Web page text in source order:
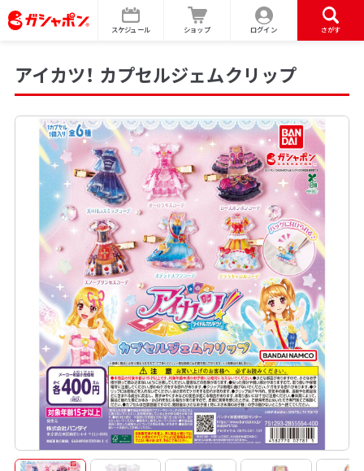
スケジュール ショップ ログイン さがす
アイカツ！ カプセルジェムクリップ